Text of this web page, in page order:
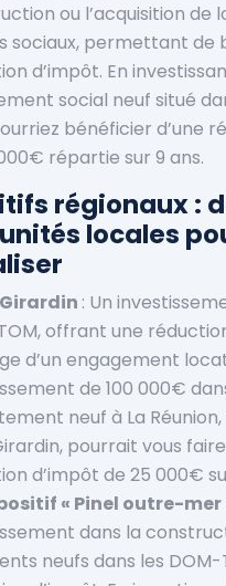
ou l’acquisition de
sociaux, permettant de
d’impôt. En
social neuf situé
bénéficier d’une
répartie sur 9 ans.
régionaux :
locales
: Un
offrant une
d’un engagement
de 100 000€
neuf à La
pourrait vous
d’impôt de 25 000€
« Pinel outre-mer
dans la
neufs dans les